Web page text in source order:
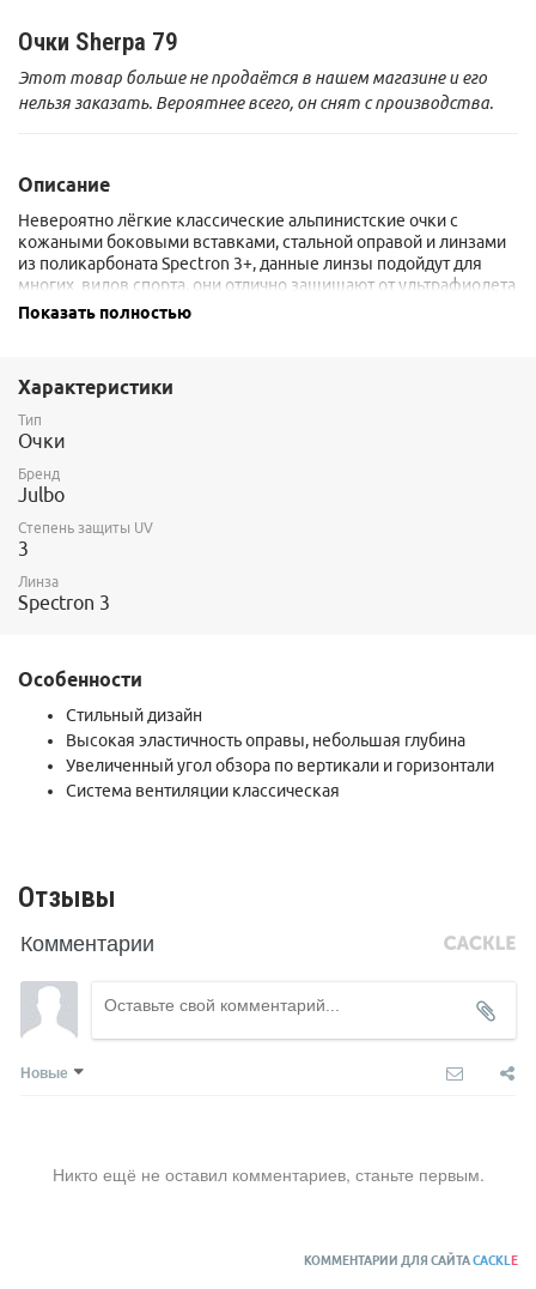
Очки Sherpa 79
Этот товар больше не продаётся в нашем магазине и его
нельзя заказать. Вероятнее всего, он снят с производства.
Описание
Невероятно лёгкие классические альпинистские очки с
кожаными боковыми вставками, стальной оправой и линзами
из поликарбоната Spectron 3+, данные линзы подойдут для
многих видов спорта, они отлично защищают от ультрафиолета
и убирают блики с любых поверхностей. А их ценовая
Показать полностью
Характеристики
Тип
Очки
Бренд
Julbo
Степень защиты UV
3
Линза
Spectron 3
Особенности
Стильный дизайн
Высокая эластичность оправы, небольшая глубина
Увеличенный угол обзора по вертикали и горизонтали
Система вентиляции классическая
Отзывы
Комментарии
Новые
Никто ещё не оставил комментариев, станьте первым.
КОММЕНТАРИИ ДЛЯ САЙТАCACKL E